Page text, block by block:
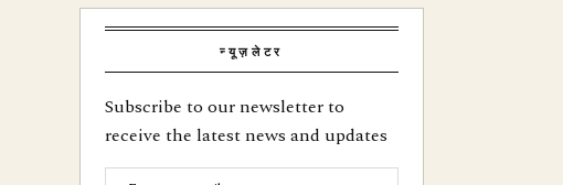
न्यूज़लेटर
Subscribe to our newsletter to
receive the latest news and updates